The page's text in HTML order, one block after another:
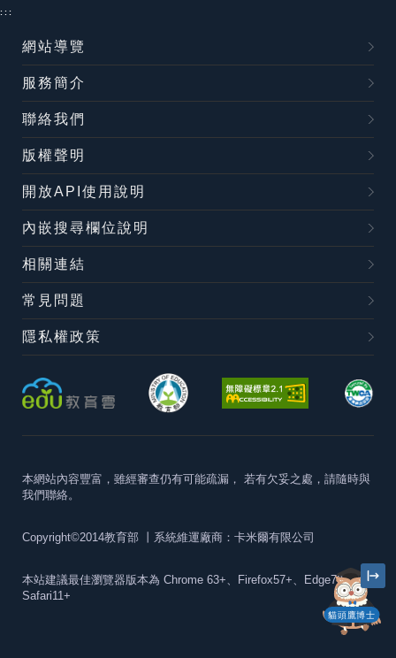
貓頭鷹博士
:::
網站導覽
服務簡介
聯絡我們
版權聲明
開放API使用說明
內嵌搜尋欄位說明
相關連結
常見問題
隱私權政策
本網站內容豐富，雖經審查仍有可能疏漏， 若有欠妥之處，請隨時與
我們聯絡。
Copyright©2014教育部 丨系統維運廠商：卡米爾有限公司
本站建議最佳瀏覽器版本為 Chrome 63+、Firefox57+、Edge79+及
Safari11+